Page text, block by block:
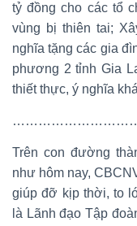
tỷ đồng cho các tổ
vùng bị thiên tai;
nghĩa tặng các gia
phương 2 tỉnh Gia
thiết thực, ý nghĩa
Trên con đường
như hôm nay,
giúp đỡ kịp thời, to
là Lãnh đạo Tập